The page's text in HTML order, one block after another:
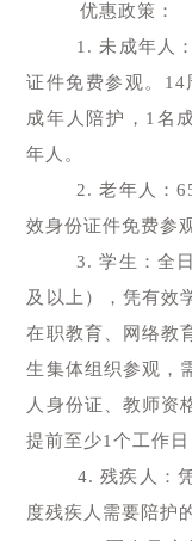
优惠政策：
1. 未成年人：
证件免费参观。
成年人陪护，1名
年人。
2. 老年人：65
效身份证件免费参
3. 学生：全日
及以上），凭有效
在职教育、网络教
生集体组织参观，
人身份证、教师资
提前至少1个工作
4. 残疾人：凭
度残疾人需要陪护